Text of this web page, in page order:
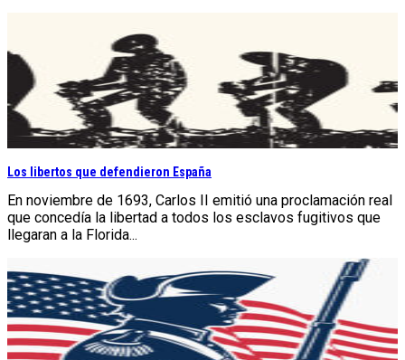
Los libertos que defendieron España
En noviembre de 1693, Carlos II emitió una proclamación real
que concedía la libertad a todos los esclavos fugitivos que
llegaran a la Florida...